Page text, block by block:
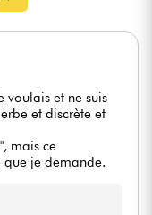
voulais et ne suis
et discrète et
mais ce
que je demande.